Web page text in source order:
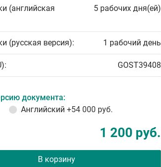
(английская
5 рабочих дня(ей)
(русская версия): 1 рабочий день
GOST39408
документа:
Английский +54 000 руб.
1 200 руб.
В корзину